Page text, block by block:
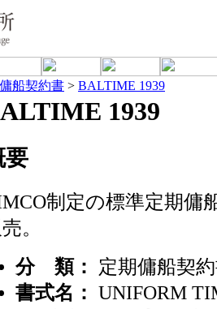
船契約書 > BALTIME 1939
1939
要
制定の標準定期傭
。
分 類：
定期傭船契
書式名： UNIFORM